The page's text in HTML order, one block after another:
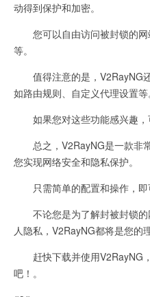
动得到保护和加密。
您可以自由访问被封锁的网
等。
值得注意的是，V2RayNG
如路由规则、自定义代理设置等
如果您对这些功能感兴趣，
总之，V2RayNG是一款非
您实现网络安全和隐私保护。
只需简单的配置和操作，即
不论您是为了解封被封锁的
人隐私，V2RayNG都将是您的
赶快下载并使用V2RayNG
吧！。